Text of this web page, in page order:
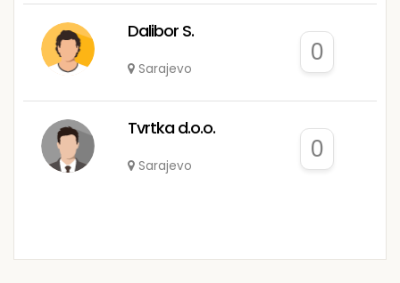
Dalibor S.
Sarajevo
0
Tvrtka d.o.o.
Sarajevo
0